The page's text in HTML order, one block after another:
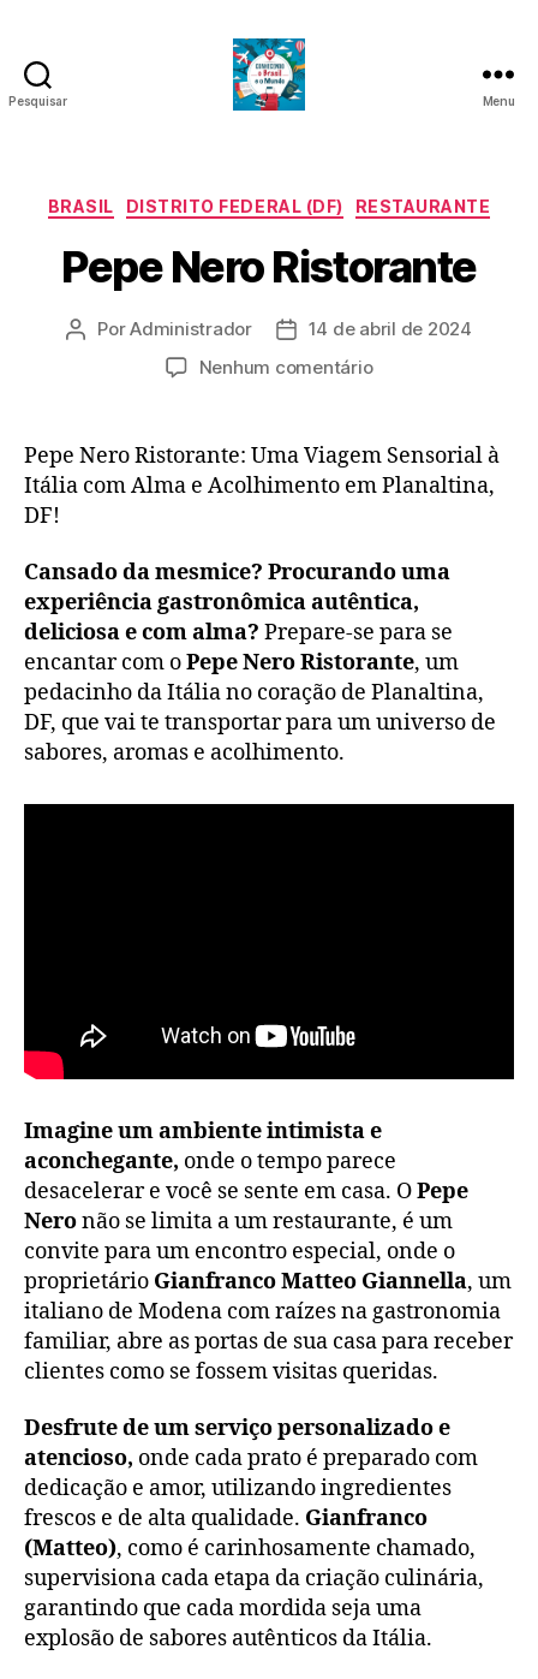
Pesquisar
Brasil
e
o
Mundo
Menu
Categorias
BRASIL DISTRITO FEDERAL (DF) RESTAURANTE
Pepe Nero Ristorante
Autor
PorAdministrador
Data14 de abril de 2024
Nenhum comentárioem
Ristorante
Pepe Nero Ristorante: Uma Viagem Sensorial à
Itália com Alma e Acolhimento em Planaltina,
DF!
Cansado da mesmice? Procurando uma
experiência gastronômica autêntica,
deliciosa e com alma? Prepare-se para se
encantar com oPepe Nero Ristorante, um
pedacinho da Itália no coração de Planaltina,
DF, que vai te transportar para um universo de
sabores, aromas e acolhimento.
Imagine um ambiente intimista e
aconchegante, onde o tempo parece
desacelerar e você se sente em casa. OPepe
Neronão se limita a um restaurante, é um
convite para um encontro especial, onde o
proprietário Gianfranco Matteo Giannella, um
italiano de Modena com raízes na gastronomia
familiar, abre as portas de sua casa para receber
clientes como se fossem visitas queridas.
Desfrute de um serviço personalizado e
atencioso, onde cada prato é preparado com
dedicação e amor, utilizando ingredientes
frescos e de alta qualidade. Gianfranco
(Matteo), como é carinhosamente chamado,
supervisiona cada etapa da criação culinária,
garantindo que cada mordida seja uma
explosão de sabores autênticos da Itália.